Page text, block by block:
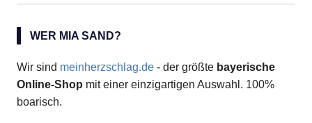
WER MIA SAND?
Wir sind meinherzschlag.de - der größte bayerische
Online-Shop mit einer einzigartigen Auswahl. 100%
boarisch.